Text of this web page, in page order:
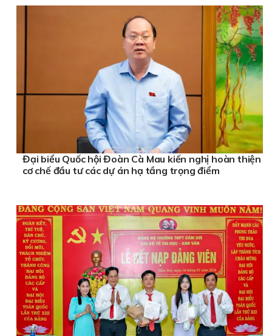
Đại biểu Quốc hội Đoàn Cà Mau kiến nghị hoàn thiện
cơ chế đầu tư các dự án hạ tầng trọng điểm